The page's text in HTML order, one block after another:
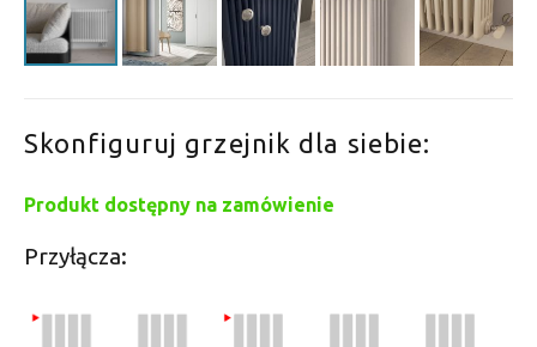
Skonfiguruj grzejnik dla siebie:
Produkt dostępny na zamówienie
Przyłącza: